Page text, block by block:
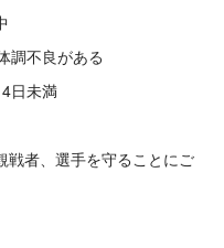
不良がある
日未満
戦者、選手を守ることにご